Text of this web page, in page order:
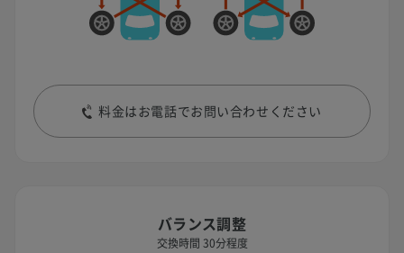
料金はお電話でお問い合わせください
バランス調整
交換時間 30分程度